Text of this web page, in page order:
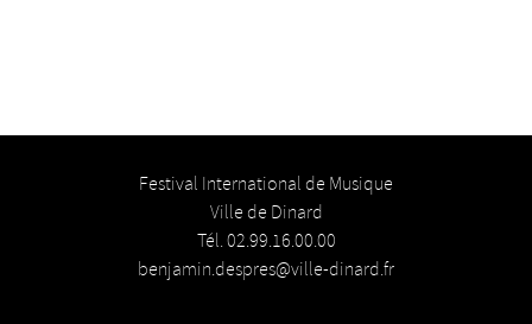
Festival International de Musique
Ville de Dinard
Tél. 02.99.16.00.00
benjamin.despres@ville-dinard.fr